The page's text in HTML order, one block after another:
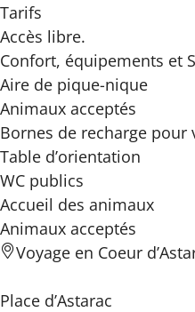
Tarifs
Accès libre.
Confort, équipements et
Aire de pique-nique
Animaux acceptés
Bornes de recharge pour
Table d’orientation
WC publics
Accueil des animaux
Animaux acceptés
Voyage en Coeur
Place d’Astarac